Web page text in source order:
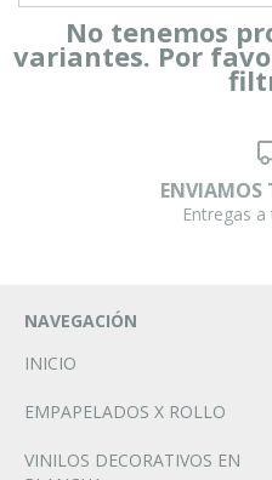
No tenemos
variantes. Por
ENVIAMOS
Entregas
NAVEGACIÓN
INICIO
EMPAPELADOS X ROLLO
VINILOS DECORATIVOS EN